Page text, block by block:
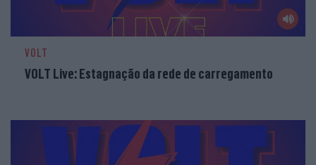
VOLT
VOLT Live: Estagnação da rede de carregamento